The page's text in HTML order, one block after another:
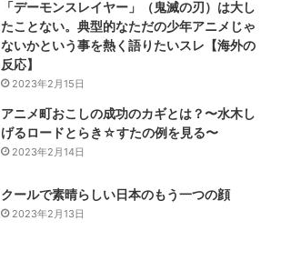
「デーモンスレイヤー」（鬼滅の刃）は大し
たことない。典型的なただの少年アニメじゃ
ないかという事を熱く語りたいスレ【海外の
反応】
2023年2月15日
アニメ町おこしの成功のカギとは？〜水木し
げるロードとらき☆すたの例を見る〜
2023年2月14日
クールで素晴らしい日本のもう一つの顔
2023年2月13日